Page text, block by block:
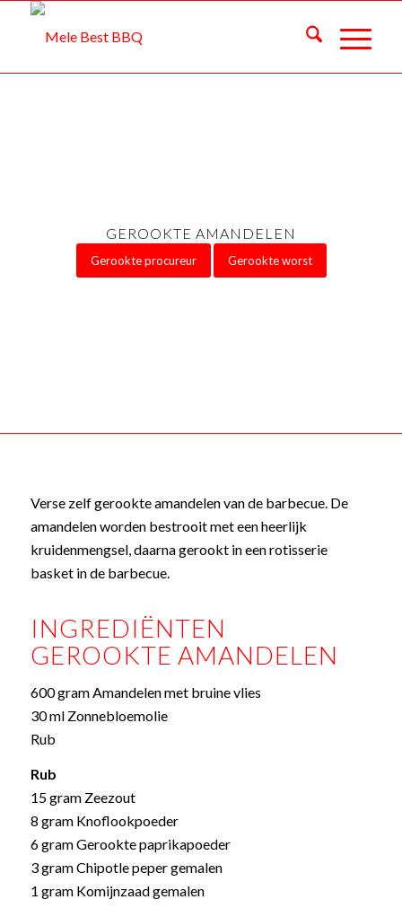
GEROOKTE AMANDELEN
Gerookte procureur Gerookte worst
Verse zelf gerookte amandelen van de barbecue. De
amandelen worden bestrooit met een heerlijk
kruidenmengsel, daarna gerookt in een rotisserie
basket in de barbecue.
INGREDIËNTEN
GEROOKTE AMANDELEN
600 gram Amandelen met bruine vlies
30 ml Zonnebloemolie
Rub
Rub
15 gram Zeezout
8 gram Knoflookpoeder
6 gram Gerookte paprikapoeder
3 gram Chipotle peper gemalen
1 gram Komijnzaad gemalen